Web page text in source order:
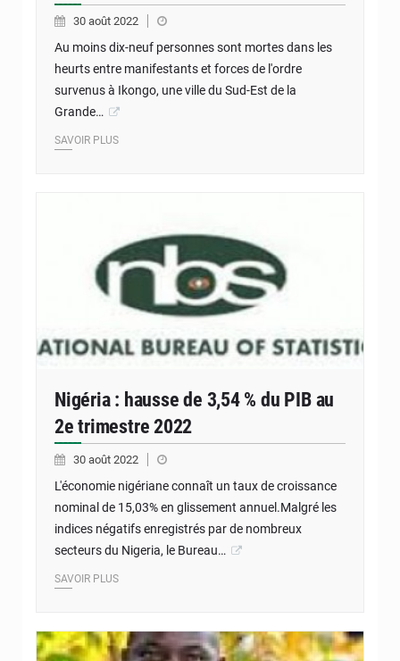
30 août 2022
Au moins dix-neuf personnes sont mortes dans les
heurts entre manifestants et forces de l'ordre
survenus à Ikongo, une ville du Sud-Est de la
Grande…
SAVOIR PLUS
Nigéria : hausse de 3,54 % du PIB au
2e trimestre 2022
30 août 2022
L'économie nigériane connaît un taux de croissance
nominal de 15,03% en glissement annuel.Malgré les
indices négatifs enregistrés par de nombreux
secteurs du Nigeria, le Bureau…
SAVOIR PLUS